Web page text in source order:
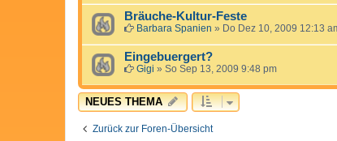
Bräuche-Kultur-Feste
Barbara Spanien » Do Dez 10, 2009 12:13
Eingebuergert?
Gigi » So Sep 13, 2009 9:48 pm
NEUES THEMA
Zurück zur Foren-Übersicht